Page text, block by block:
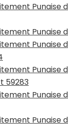
Punaise
Punaise
Punaise
Punaise
59283
Punaise
Punaise